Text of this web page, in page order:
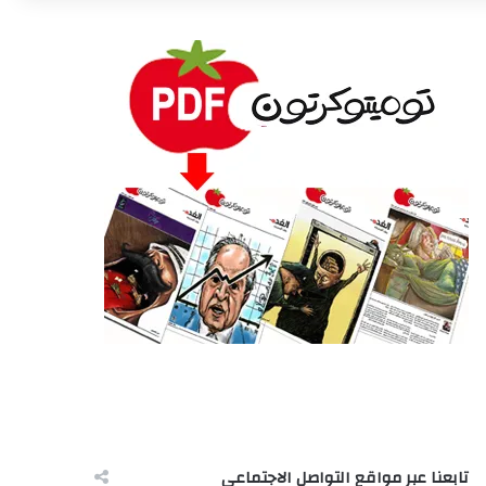
تابعنا عبر مواقع التواصل الاجتماعى